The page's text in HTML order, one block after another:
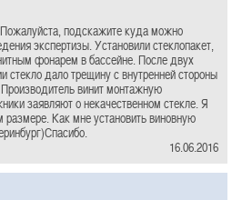
подскажите куда можно
экспертизы. Установили стеклопакет,
фонарем в бассейне. После двух
стекло дало трещину с внутренней стороны
винит монтажную
заявляют о некачественном стекле. Я
размере. Как мне установить виновную
16.06.2016